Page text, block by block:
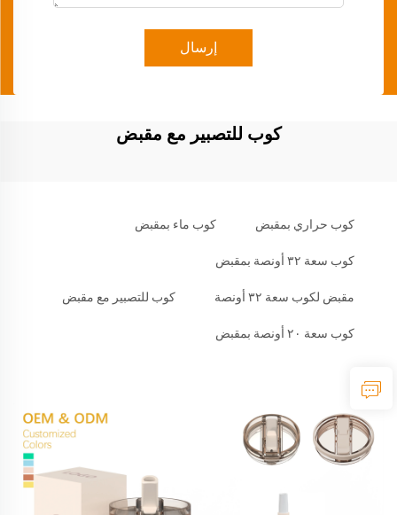
إرسال
كوب للتصبير مع مقبض
كوب حراري بمقبض كوب ماء بمقبض
كوب سعة ٣٢ أونصة بمقبض
مقبض لكوب سعة ٣٢ أونصة كوب للتصبير مع مقبض
كوب سعة ٢٠ أونصة بمقبض